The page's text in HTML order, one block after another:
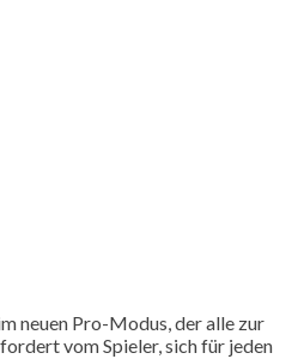
neuen Pro-Modus, der alle zur
vom Spieler, sich für jeden